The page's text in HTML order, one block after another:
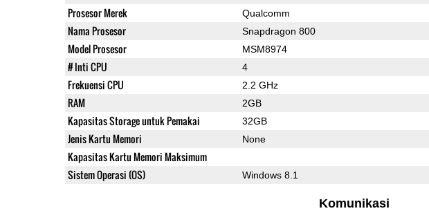
Prosesor Merek Qualcomm
Nama Prosesor Snapdragon 800
Model Prosesor MSM8974
# Inti CPU 4
Frekuensi CPU 2.2 GHz
RAM 2GB
Kapasitas Storage untuk Pemakai 32GB
Jenis Kartu Memori None
Kapasitas Kartu Memori Maksimum
Sistem Operasi (OS) Windows 8.1
Komunikasi